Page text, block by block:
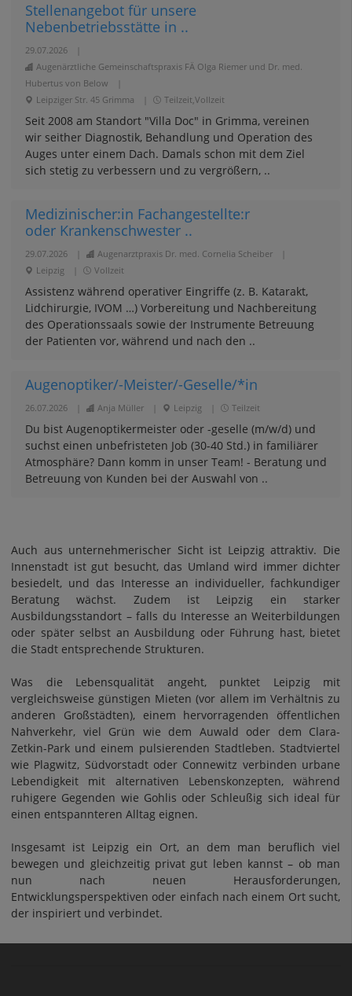
Stellenangebot für unsere
Nebenbetriebsstätte in ..
29.07.2026
Augenärztliche Gemeinschaftspraxis FÄ Olga Riemer und Dr. med.
Hubertus von Below
Leipziger Str. 45 Grimma
Teilzeit,Vollzeit
Seit 2008 am Standort "Villa Doc" in Grimma, vereinen
wir seither Diagnostik, Behandlung und Operation des
Auges unter einem Dach. Damals schon mit dem Ziel
sich stetig zu verbessern und zu vergrößern, ..
Medizinischer:in Fachangestellte:r
oder Krankenschwester ..
29.07.2026 Augenarztpraxis Dr. med. Cornelia Scheiber
Leipzig
Vollzeit
Assistenz während operativer Eingriffe (z. B. Katarakt,
Lidchirurgie, IVOM …) Vorbereitung und Nachbereitung
des Operationssaals sowie der Instrumente Betreuung
der Patienten vor, während und nach den ..
Augenoptiker/-Meister/-Geselle/*in
26.07.2026 Anja Müller Leipzig Teilzeit
Du bist Augenoptikermeister oder -geselle (m/w/d) und
suchst einen unbefristeten Job (30-40 Std.) in familiärer
Atmosphäre? Dann komm in unser Team! - Beratung und
Betreuung von Kunden bei der Auswahl von ..
Auch aus unternehmerischer Sicht ist Leipzig attraktiv. Die
Innenstadt ist gut besucht, das Umland wird immer dichter
besiedelt, und das Interesse an individueller, fachkundiger
Beratung wächst. Zudem ist Leipzig ein starker
Ausbildungsstandort – falls du Interesse an Weiterbildungen
oder später selbst an Ausbildung oder Führung hast, bietet
die Stadt entsprechende Strukturen.
Was die Lebensqualität angeht, punktet Leipzig mit
vergleichsweise günstigen Mieten (vor allem im Verhältnis zu
anderen Großstädten), einem hervorragenden öffentlichen
Nahverkehr, viel Grün wie dem Auwald oder dem Clara-
Zetkin-Park und einem pulsierenden Stadtleben. Stadtviertel
wie Plagwitz, Südvorstadt oder Connewitz verbinden urbane
Lebendigkeit mit alternativen Lebenskonzepten, während
ruhigere Gegenden wie Gohlis oder Schleußig sich ideal für
einen entspannteren Alltag eignen.
Insgesamt ist Leipzig ein Ort, an dem man beruflich viel
bewegen und gleichzeitig privat gut leben kannst – ob man
nun nach neuen Herausforderungen,
Entwicklungsperspektiven oder einfach nach einem Ort sucht,
der inspiriert und verbindet.